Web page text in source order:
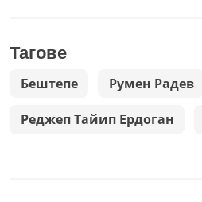
Тагове
Бештепе Румен Радев
Реджеп Тайип Ердоган